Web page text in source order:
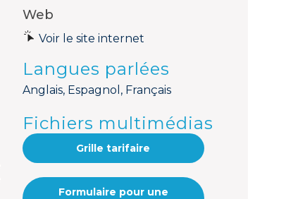
Web
Voir le site internet
Langues parlées
Anglais, Espagnol, Français
Fichiers multimédias
Grille tarifaire
Formulaire pour une